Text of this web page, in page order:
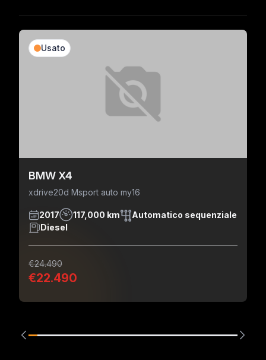
Usato
BMW X4
xdrive20d Msport auto my16
2017 117,000 km
Automatico sequenziale
Diesel
€24.490
€22.490